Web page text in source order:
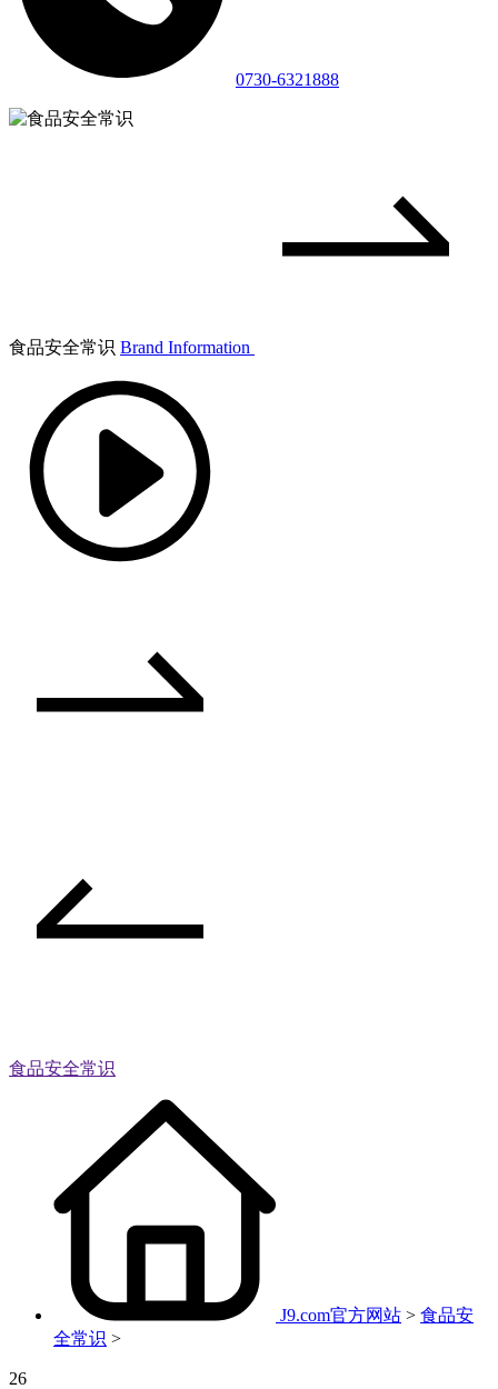
0730-6321888
食品安全常识 Brand Information
食品安全常识
J9.com官方网站 > 食品安
全常识 >
26